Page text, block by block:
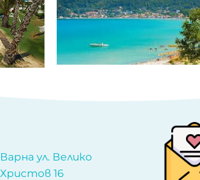
Варна ул. Велико
Христов 16